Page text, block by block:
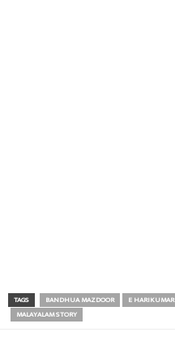
TAGS BANDHUA MAZDOOR E HARIKUMAR
MALAYALAM STORY